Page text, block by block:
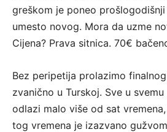
greškom je poneo
umesto novog. Mora da uzme
Cijena? Prava sitnica. 70€
Bez peripetija prolazimo
zvanično u Turskoj. Sve u
odlazi malo više od sat
tog vremena je izazvano